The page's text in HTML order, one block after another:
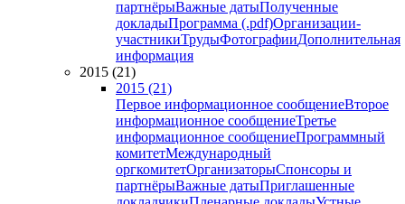
партнёрыВажные датыПолученные
докладыПрограмма (.pdf)Организации-
участникиТрудыФотографииДополнительная
информация
2015 (21)
2015 (21)
Первое информационное сообщениеВторое
информационное сообщениеТретье
информационное сообщениеПрограммный
комитетМеждународный
оргкомитетОрганизаторыСпонсоры и
партнёрыВажные датыПриглашенные